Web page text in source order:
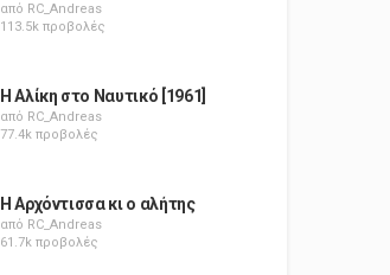
από RC_Andreas
113.5k προβολές
Η Αλίκη στο Ναυτικό [1961]
από RC_Andreas
77.4k προβολές
Η Αρχόντισσα κι ο αλήτης
από RC_Andreas
61.7k προβολές